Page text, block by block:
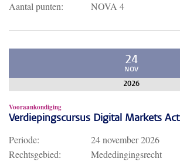
Aantal punten:
NOVA 4
24
NOV
2026
Vooraankondiging
Verdiepingscursus Digital Markets Act
Periode:
24 november 2026
Rechtsgebied:
Mededingingsrecht